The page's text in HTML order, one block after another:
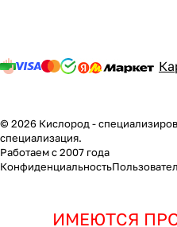
© 2026 Кислород -
специализация.
Работаем с 2007 года
Конфиденциальность
ИМЕЮТСЯ